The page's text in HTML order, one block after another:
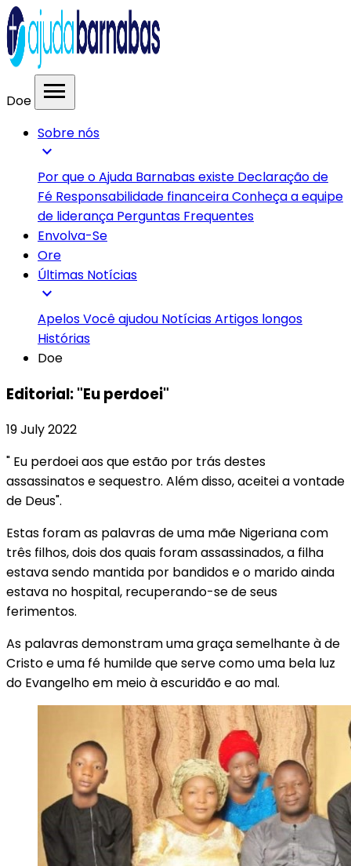
Doe menu
Sobre nós
expand_more
Por que o Ajuda Barnabas existe Declaração de
Fé Responsabilidade financeiraConheça a equipe
de liderança Perguntas Frequentes
Envolva-Se
Ore
Últimas Notícias
expand_more
ApelosVocê ajudou NotíciasArtigos longos
Histórias
Doe
Editorial: "Eu perdoei"
19 July 2022
" Eu perdoei aos que estão por trás destes
assassinatos e sequestro. Além disso, aceitei a vontade
de Deus".
Estas foram as palavras de uma mãe Nigeriana com
três filhos, dois dos quais foram assassinados, a filha
estava sendo mantida por bandidos e o marido ainda
estava no hospital, recuperando-se de seus
ferimentos.
As palavras demonstram uma graça semelhante à de
Cristo e uma fé humilde que serve como uma bela luz
do Evangelho em meio à escuridão e ao mal.